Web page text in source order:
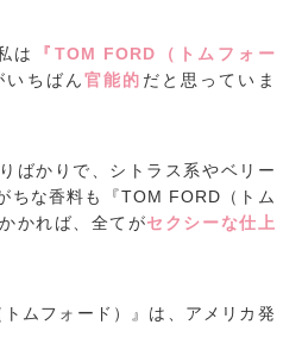
は
『TOM FORD（トムフォー
いちばん官能的 だと思っていま
ばかりで、シトラス系やベリー
ちな香料も『TOM FORD（トム
かれば、全てがセクシーな仕上
ムフォード）』は、アメリカ発